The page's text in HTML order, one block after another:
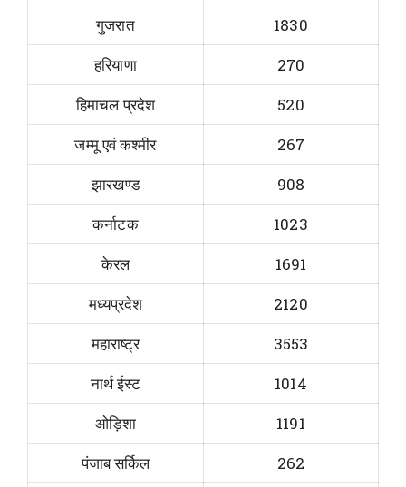
गुजरात
1830
हरियाणा
270
हिमाचल प्रदेश
520
जम्मू एवं कश्मीर
267
झारखण्ड
908
कर्नाटक
1023
केरल
1691
मध्यप्रदेश
2120
महाराष्ट्र
3553
नार्थ ईस्ट
1014
ओड़िशा
1191
पंजाब सर्किल
262